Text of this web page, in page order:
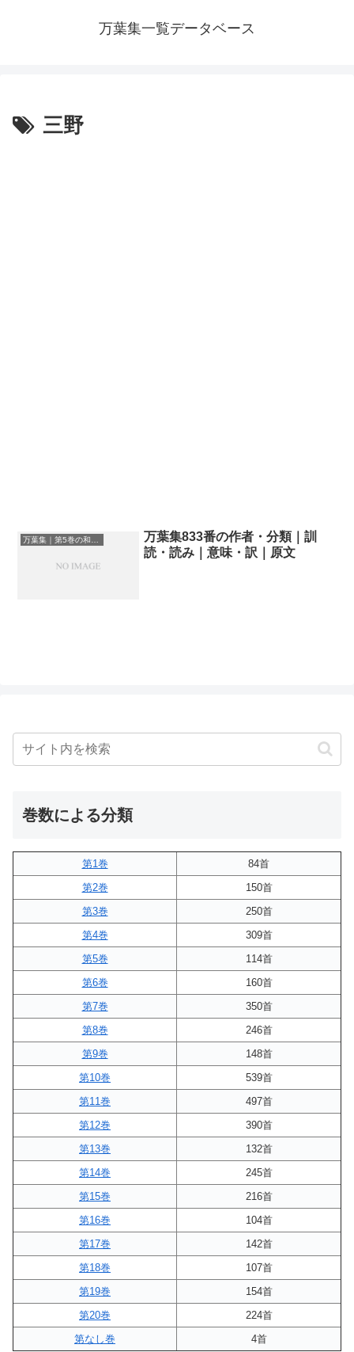
万葉集一覧データベース
三野
万葉集833番の作者・分類｜訓
読・読み｜意味・訳｜原文
巻数による分類
第1巻
84首
第2巻
150首
第3巻
250首
第4巻
309首
第5巻
114首
第6巻
160首
第7巻
350首
第8巻
246首
第9巻
148首
第10巻
539首
第11巻
497首
第12巻
390首
第13巻
132首
第14巻
245首
第15巻
216首
第16巻
104首
第17巻
142首
第18巻
107首
第19巻
154首
第20巻
224首
第なし巻
4首